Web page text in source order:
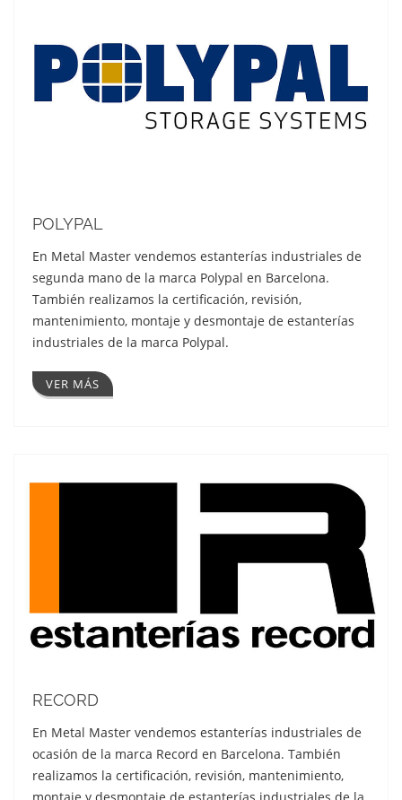
POLYPAL
En Metal Master vendemos estanterías industriales de
segunda mano de la marca Polypal en Barcelona.
También realizamos la certificación, revisión,
mantenimiento, montaje y desmontaje de estanterías
industriales de la marca Polypal.
VER MÁS
RECORD
En Metal Master vendemos estanterías industriales de
ocasión de la marca Record en Barcelona. También
realizamos la certificación, revisión, mantenimiento,
montaje y desmontaje de estanterías industriales de la